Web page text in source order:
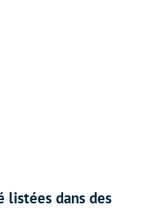
listées dans des